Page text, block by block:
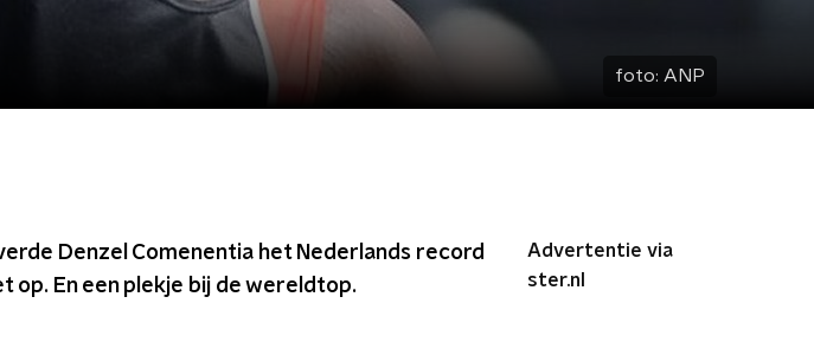
foto: ANP
Denzel Comenentia het Nederlands record
op. En een plekje bij de wereldtop.
Advertentie via
ster.nl